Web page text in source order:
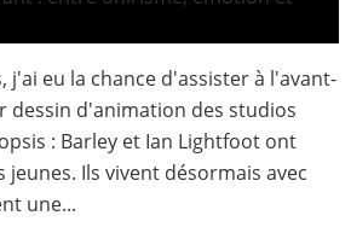
j'ai eu la chance d'assister à l'avant-
dessin d'animation des studios
: Barley et Ian Lightfoot ont
Ils vivent désormais avec
une...